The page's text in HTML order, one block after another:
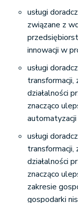
usługi
związane z
innowacji w
usługi
transformacji,
działalności
znacząco
usługi
transformacji,
działalności
znacząco
zakresie
gospodarki